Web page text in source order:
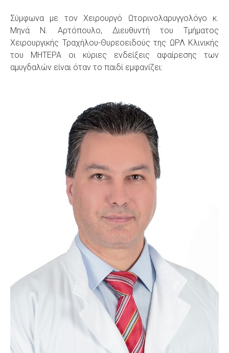
Σύμφωνα με τον Χειρουργό Ωτορινολαρυγγολόγο κ.
Μηνά Ν. Αρτόπουλο, Διευθυντή του Τμήματος
Χειρουργικής Τραχήλου-Θυρεοειδούς της ΩΡΛ Κλινικής
του ΜΗΤΕΡΑ οι κύριες ενδείξεις αφαίρεσης των
αμυγδαλών είναι όταν το παιδί εμφανίζει: